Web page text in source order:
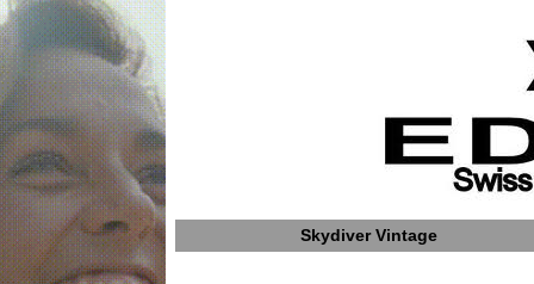
Skydiver Vintage